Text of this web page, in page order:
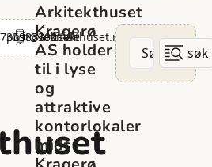
Arkitekthuset
Kragerø
AS holder
til i lyse
og
attraktive
kontorlokaler
midt i
post@arkitekthuset.no
Nettside
søk